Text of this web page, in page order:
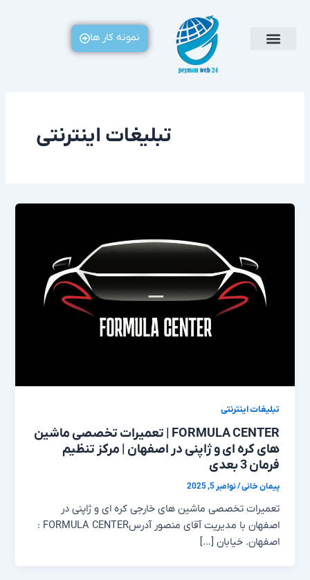
نمونه کار ها
تبلیغات اینترنتی
تبلیغات اینترنتی
FORMULA CENTER | تعمیرات تخصصی ماشین
های کره ای و ژاپنی در اصفهان | مرکز تنظیم
فرمان 3 بعدی
پیمان خانی/نوامبر 5, 2025
تعمیرات تخصصی ماشین های خارجی کره ای و ژاپنی در
اصفهان با مدیریت آقای منصور آدرسFORMULA CENTER :
اصفهان. خیابان […]